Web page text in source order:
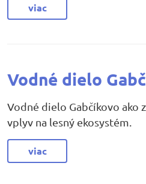
viac
Vodné dielo
Vodné dielo Gabčíkovo ako
vplyv na lesný ekosystém.
viac